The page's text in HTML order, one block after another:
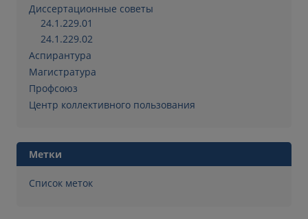
Диссертационные советы
24.1.229.01
24.1.229.02
Аспирантура
Магистратура
Профсоюз
Центр коллективного пользования
Метки
Список меток